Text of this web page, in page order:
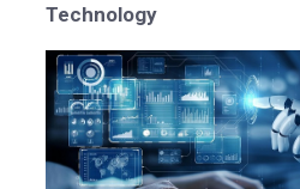
Technology